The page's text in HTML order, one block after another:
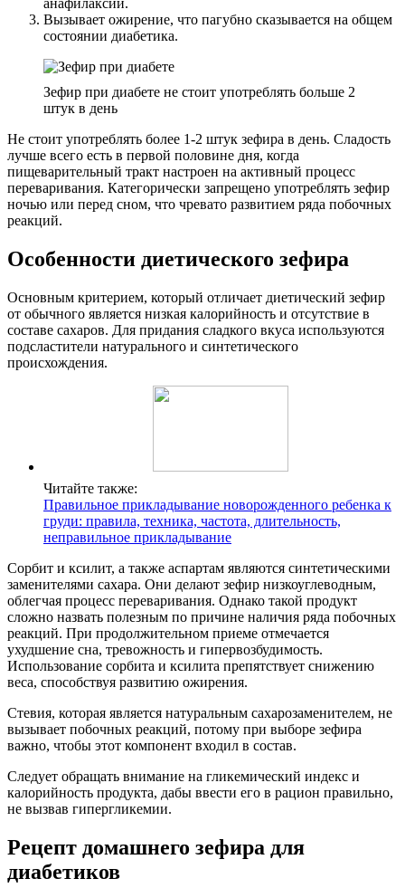
анафилаксии.
Вызывает ожирение, что пагубно сказывается на общем
состоянии диабетика.
Зефир при диабете не стоит употреблять больше 2
штук в день
Не стоит употреблять более 1-2 штук зефира в день. Сладость
лучше всего есть в первой половине дня, когда
пищеварительный тракт настроен на активный процесс
переваривания. Категорически запрещено употреблять зефир
ночью или перед сном, что чревато развитием ряда побочных
реакций.
Особенности диетического зефира
Основным критерием, который отличает диетический зефир
от обычного является низкая калорийность и отсутствие в
составе сахаров. Для придания сладкого вкуса используются
подсластители натурального и синтетического
происхождения.
Читайте также:
Правильное прикладывание новорожденного ребенка к
груди: правила, техника, частота, длительность,
неправильное прикладывание
Сорбит и ксилит, а также аспартам являются синтетическими
заменителями сахара. Они делают зефир низкоуглеводным,
облегчая процесс переваривания. Однако такой продукт
сложно назвать полезным по причине наличия ряда побочных
реакций. При продолжительном приеме отмечается
ухудшение сна, тревожность и гипервозбудимость.
Использование сорбита и ксилита препятствует снижению
веса, способствуя развитию ожирения.
Стевия, которая является натуральным сахарозаменителем, не
вызывает побочных реакций, потому при выборе зефира
важно, чтобы этот компонент входил в состав.
Следует обращать внимание на гликемический индекс и
калорийность продукта, дабы ввести его в рацион правильно,
не вызвав гипергликемии.
Рецепт домашнего зефира для
диабетиков